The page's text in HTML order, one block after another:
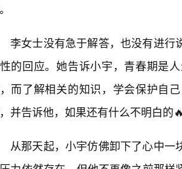
李女士没有急于解答，也没有进行
的回应。她告诉小宇，青春期是
而了解相关的知识，学会保护自
并告诉他，如果还有什么不明白的
从那天起，小宇仿佛卸下了心中